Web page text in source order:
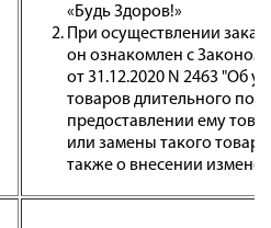
«Будь Здоров!»
При осуществлении
он ознакомлен с Законом
от 31.12.2020 N 2463 "Об
товаров длительного
предоставлении ему
или замены такого
также о внесении